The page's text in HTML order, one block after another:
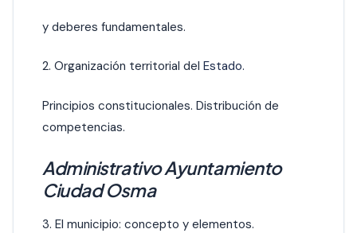
y deberes fundamentales.
2. Organización territorial del Estado.
Principios constitucionales. Distribución de
competencias.
Administrativo Ayuntamiento
Ciudad Osma
3. El municipio: concepto y elementos.